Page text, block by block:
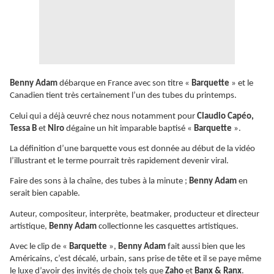
Benny Adam débarque en France avec son titre « Barquette » et le
Canadien tient très certainement l’un des tubes du printemps.
Celui qui a déjà œuvré chez nous notamment pour Claudio Capéo,
Tessa B et Niro dégaine un hit imparable baptisé « Barquette ».
La définition d’une barquette vous est donnée au début de la vidéo
l’illustrant et le terme pourrait très rapidement devenir viral.
Faire des sons à la chaîne, des tubes à la minute ; Benny Adam en
serait bien capable.
Auteur, compositeur, interprète, beatmaker, producteur et directeur
artistique, Benny Adam collectionne les casquettes artistiques.
Avec le clip de « Barquette », Benny Adam fait aussi bien que les
Américains, c’est décalé, urbain, sans prise de tête et il se paye même
le luxe d’avoir des invités de choix tels que Zaho et Banx & Ranx.